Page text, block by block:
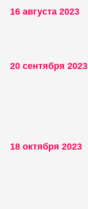
16 августа 2023
20 сентября 2023
18 октября 2023